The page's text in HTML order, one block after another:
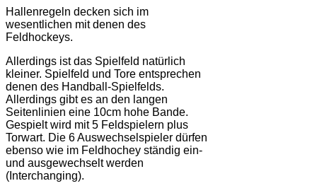
Hallenregeln decken sich im
wesentlichen mit denen des
Feldhockeys.
Allerdings ist das Spielfeld natürlich
kleiner. Spielfeld und Tore entsprechen
denen des Handball-Spielfelds.
Allerdings gibt es an den langen
Seitenlinien eine 10cm hohe Bande.
Gespielt wird mit 5 Feldspielern plus
Torwart. Die 6 Auswechselspieler dürfen
ebenso wie im Feldhochey ständig ein-
und ausgewechselt werden
(Interchanging).